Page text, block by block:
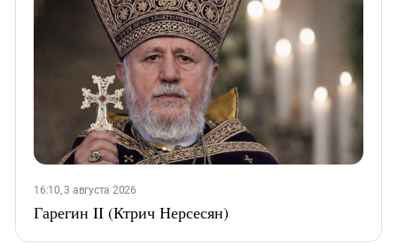
16:10, 3 августа 2026
Гарегин II (Ктрич Нерсесян)